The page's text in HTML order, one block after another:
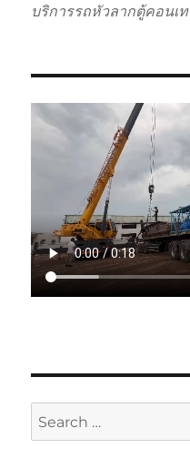
บริการรถหัวลากตู้คอนเ
Search
for: